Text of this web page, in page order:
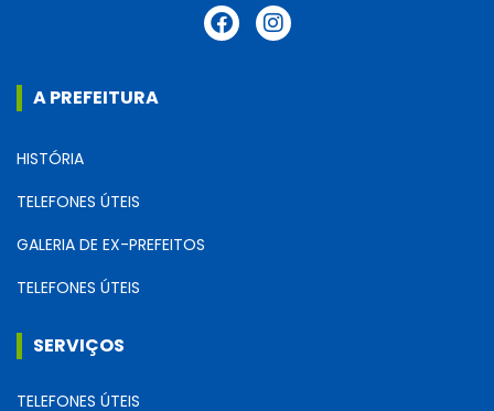
A PREFEITURA
HISTÓRIA
TELEFONES ÚTEIS
GALERIA DE EX-PREFEITOS
TELEFONES ÚTEIS
SERVIÇOS
TELEFONES ÚTEIS